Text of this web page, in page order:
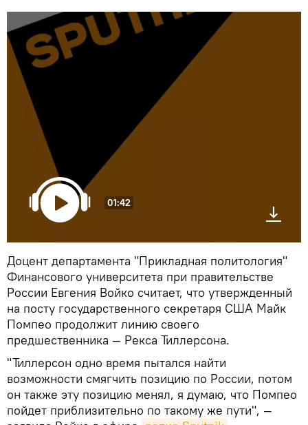
01:42
Доцент департамента "Прикладная политология"
Финансового университета при правительстве
России Евгения Войко считает, что утвержденный
на посту государственного секретаря США Майк
Помпео продолжит линию своего
предшественника — Рекса Тиллерсона.
"Тиллерсон одно время пытался найти
возможности смягчить позицию по России, потом
он также эту позицию менял, я думаю, что Помпео
пойдет приблизительно по такому же пути", —